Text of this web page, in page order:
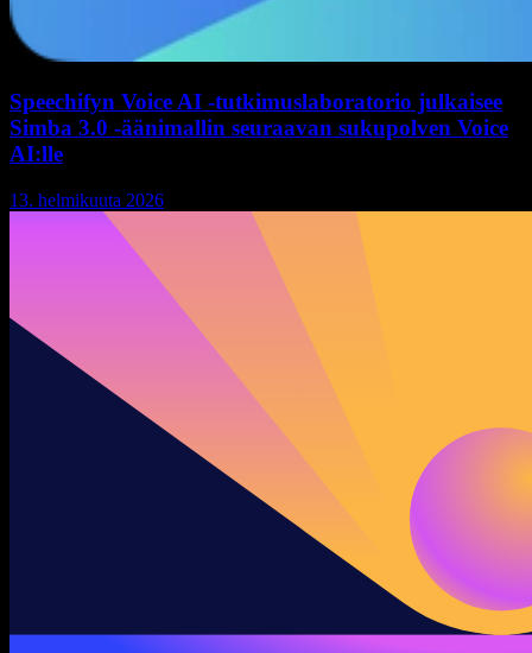
Speechifyn Voice AI -tutkimuslaboratorio julkaisee
Simba 3.0 -äänimallin seuraavan sukupolven Voice
AI:lle
13. helmikuuta 2026